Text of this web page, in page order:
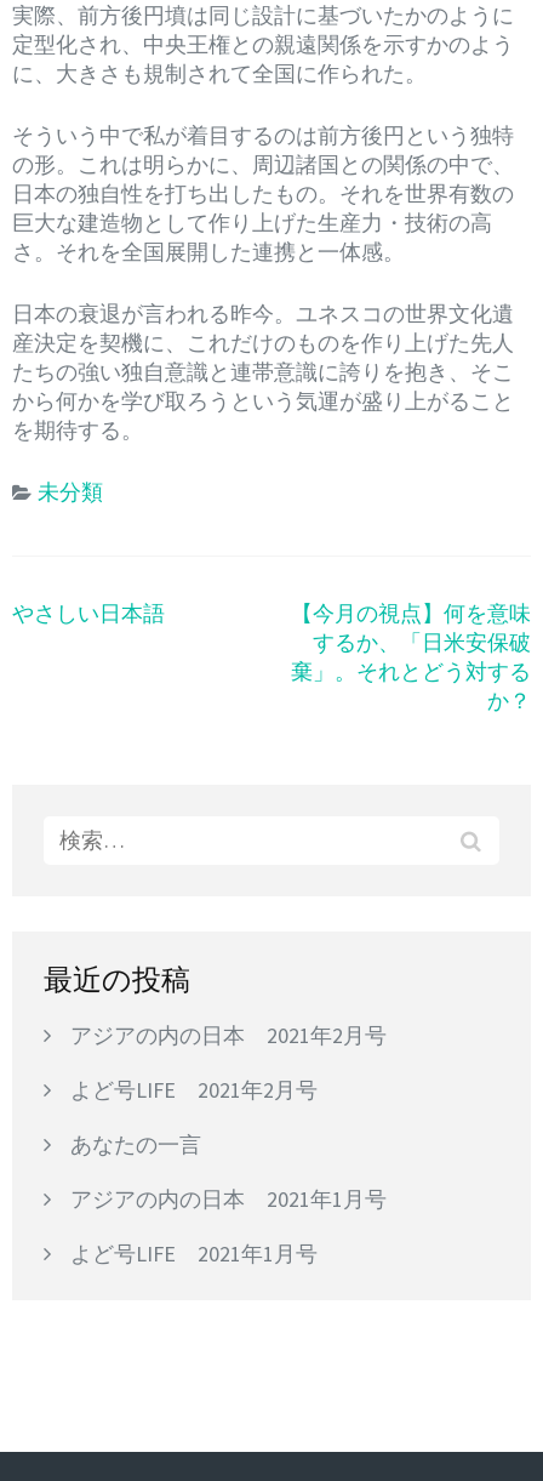
実際、前方後円墳は同じ設計に基づいたかのように
定型化され、中央王権との親遠関係を示すかのよう
に、大きさも規制されて全国に作られた。
そういう中で私が着目するのは前方後円という独特
の形。これは明らかに、周辺諸国との関係の中で、
日本の独自性を打ち出したもの。それを世界有数の
巨大な建造物として作り上げた生産力・技術の高
さ。それを全国展開した連携と一体感。
日本の衰退が言われる昨今。ユネスコの世界文化遺
産決定を契機に、これだけのものを作り上げた先人
たちの強い独自意識と連帯意識に誇りを抱き、そこ
から何かを学び取ろうという気運が盛り上がること
を期待する。
未分類
やさしい日本語
【今月の視点】何を意味
するか、「日米安保破
棄」。それとどう対する
か？
検
最近の投稿
アジアの内の日本 2021年2月号
よど号LIFE 2021年2月号
あなたの一言
アジアの内の日本 2021年1月号
よど号LIFE 2021年1月号